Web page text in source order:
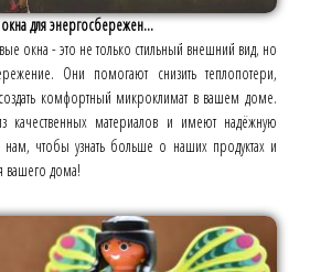
для энергосбережен...
окна - это не только стильный внешний вид, но
Они помогают снизить теплопотери,
комфортный микроклимат в вашем доме.
качественных материалов и имеют надёжную
нам, чтобы узнать больше о наших продуктах и
вашего дома!